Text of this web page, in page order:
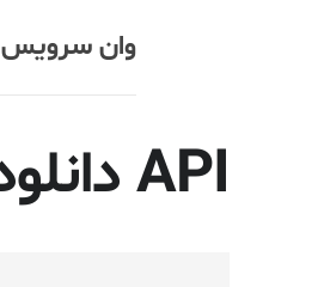
وان سرویس
API دانلود از اینستاگرام